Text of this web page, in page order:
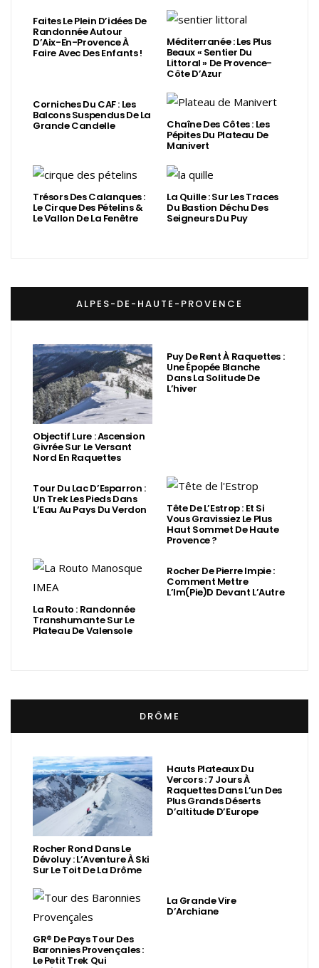
Faites Le Plein D’idées De
Randonnée Autour
D’Aix-En-Provence À
Faire Avec Des Enfants !
Méditerranée : Les Plus
Beaux « Sentier Du
Littoral » De Provence-
Côte D’Azur
Corniches Du CAF : Les
Balcons Suspendus De La
Grande Candelle Chaîne Des Côtes : Les
Pépites Du Plateau De
Manivert
Trésors Des Calanques :
Le Cirque Des Pételins &
Le Vallon De La Fenêtre
La Quille : Sur Les Traces
Du Bastion Déchu Des
Seigneurs Du Puy
ALPES-DE-HAUTE-PROVENCE
Objectif Lure : Ascension
Givrée Sur Le Versant
Nord En Raquettes
Puy De Rent À Raquettes :
Une Épopée Blanche
Dans La Solitude De
L’hiver
Tour Du Lac D’Esparron :
Un Trek Les Pieds Dans
L’Eau Au Pays Du Verdon Tête De L’Estrop : Et Si
Vous Gravissiez Le Plus
Haut Sommet De Haute
Provence ?
La Routo : Randonnée
Transhumante Sur Le
Plateau De Valensole
Rocher De Pierre Impie :
Comment Mettre
L’Im(Pie)d Devant L’Autre
DRÔME
Rocher Rond Dans Le
Dévoluy : L’Aventure À Ski
Sur Le Toit De La Drôme
Hauts Plateaux Du
Vercors : 7 Jours À
Raquettes Dans L’un Des
Plus Grands Déserts
D’altitude D’Europe
GR® De Pays Tour Des
Baronnies Provençales :
Le Petit Trek Qui
La Grande Vire
D’Archiane